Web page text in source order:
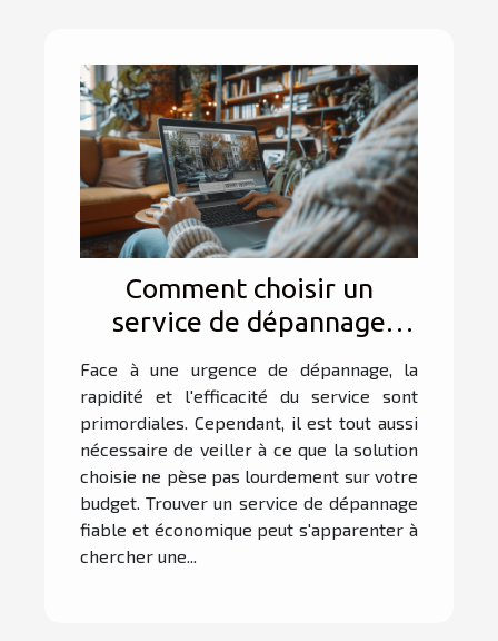
Comment choisir un
service de dépannage
fiable et économique ?
Face à une urgence de dépannage, la
rapidité et l'efficacité du service sont
primordiales. Cependant, il est tout aussi
nécessaire de veiller à ce que la solution
choisie ne pèse pas lourdement sur votre
budget. Trouver un service de dépannage
fiable et économique peut s'apparenter à
chercher une...